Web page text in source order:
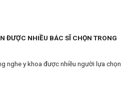
ĐƯỢC NHIỀU BÁC SĨ CHỌN TRONG
nghe y khoa được nhiều người lựa chọn